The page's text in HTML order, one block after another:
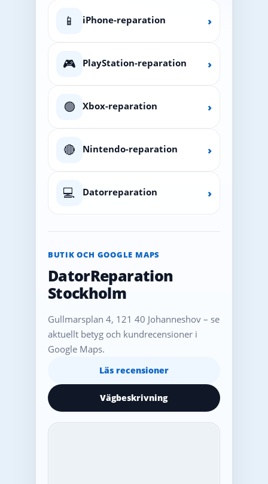
📱 iPhone-reparation ›
🎮 PlayStation-reparation ›
🟢 Xbox-reparation ›
🔴 Nintendo-reparation ›
💻 Datorreparation ›
BUTIK OCH GOOGLE MAPS
DatorReparation
Stockholm
Gullmarsplan 4, 121 40 Johanneshov – se
aktuellt betyg och kundrecensioner i
Google Maps.
Läs recensioner
Vägbeskrivning